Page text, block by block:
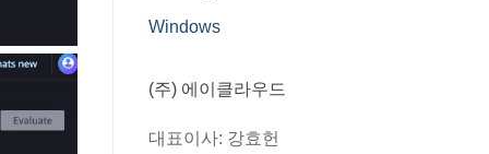
Windows
(주) 에이클라우드
대표이사: 강효헌